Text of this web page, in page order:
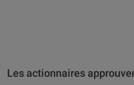
Les actionnaires